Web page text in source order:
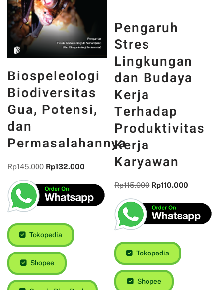
Biospeleologi
Biodiversitas
Gua, Potensi,
dan
Permasalahannya
Rp145.000 Rp132.000
Tokopedia
Shopee
Pengaruh
Stres
Lingkungan
dan Budaya
Kerja
Terhadap
Kerja
Karyawan